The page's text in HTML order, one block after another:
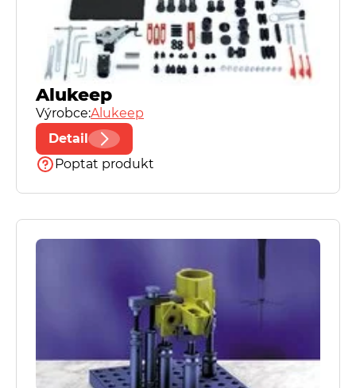
Fisso
Frenco
Herbert Hoffmann GmbH
Käfer
Mytri Precision Granite
Speciální kalibry
Alukeep
Výrobce:Alukeep
Detail
Poptat produkt